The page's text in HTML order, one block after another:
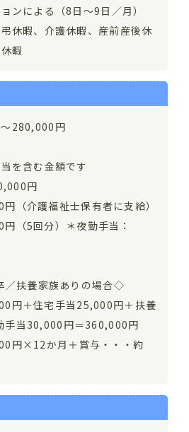
ンによる（8日～9日／月）
休暇、介護休暇、産前産後休
暇
280,000円
を含む金額です
円
（介護福祉士保有者に支給）
（5回分）＊夜勤手当：
扶養家族ありの場合◇
円＋住宅手当25,000円＋扶養
手当30,000円＝360,000円
円×12か月＋賞与・・・約